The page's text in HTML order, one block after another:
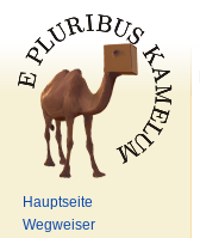
Hauptseite
Wegweiser